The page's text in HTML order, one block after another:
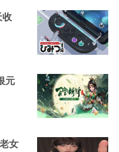
收
元
女